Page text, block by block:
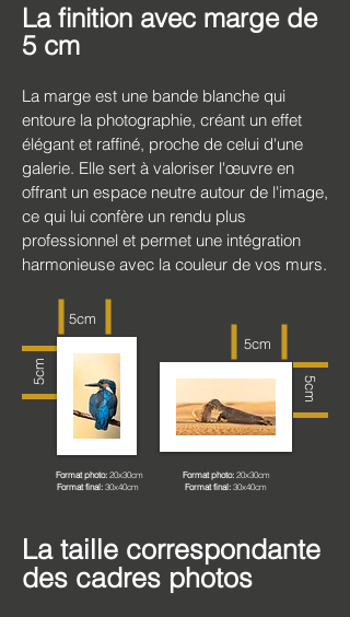
La finition avec marge de
5 cm
La marge est une bande blanche qui
entoure la photographie, créant un effet
élégant et raffiné, proche de celui d'une
galerie. Elle sert à valoriser l'œuvre en
offrant un espace neutre autour de l'image,
ce qui lui confère un rendu plus
professionnel et permet une intégration
harmonieuse avec la couleur de vos murs.
5cm
5cm
5cm
5cm
Format photo:20x30cm
Format final: 30x40cm
Format photo: 20x30cm
Format final:30x40cm
La taille correspondante
des cadres photos